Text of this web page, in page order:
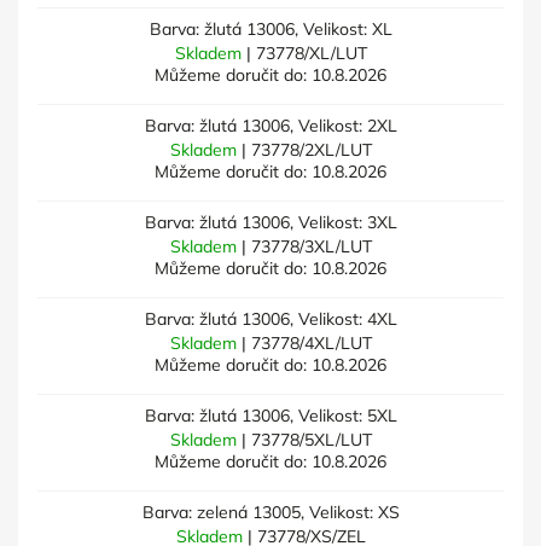
Barva: žlutá 13006, Velikost: XL
Skladem | 73778/XL/LUT
Můžeme doručit do: 10.8.2026
Barva: žlutá 13006, Velikost: 2XL
Skladem | 73778/2XL/LUT
Můžeme doručit do: 10.8.2026
Barva: žlutá 13006, Velikost: 3XL
Skladem | 73778/3XL/LUT
Můžeme doručit do: 10.8.2026
Barva: žlutá 13006, Velikost: 4XL
Skladem | 73778/4XL/LUT
Můžeme doručit do: 10.8.2026
Barva: žlutá 13006, Velikost: 5XL
Skladem | 73778/5XL/LUT
Můžeme doručit do: 10.8.2026
Barva: zelená 13005, Velikost: XS
Skladem | 73778/XS/ZEL